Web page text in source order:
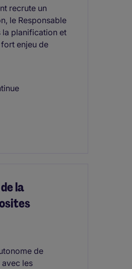
recrute un
le Responsable
la planification et
enjeu de
la
de
les